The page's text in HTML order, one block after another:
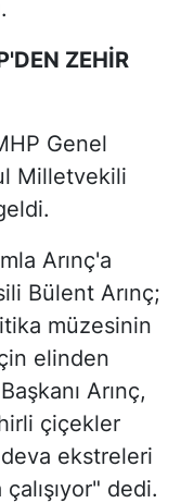
ZEHİR
Genel
Milletvekili
Arınç'a
Bülent Arınç;
müzesinin
elinden
Arınç,
çiçekler
ekstreleri
dedi.